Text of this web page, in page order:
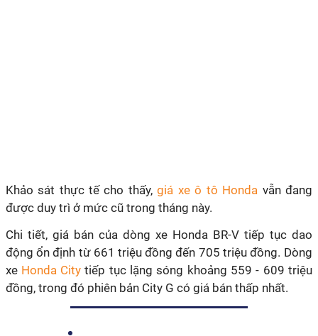
‏‏‏Khảo sát thực tế cho thấy, giá xe ô tô Honda vẫn đang
được duy trì ở mức cũ trong tháng này.
Chi tiết, giá bán của dòng xe Honda BR-V tiếp tục dao
động ổn định từ 661 triệu đồng đến 705 triệu đồng.‏ Dòng
xe Honda City tiếp tục lặng sóng khoảng 559 - 609 triệu
đồng, trong đó phiên bản City G có giá bán thấp nhất.